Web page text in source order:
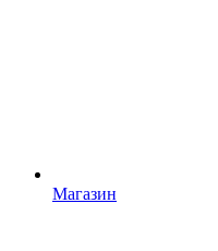
Магазин